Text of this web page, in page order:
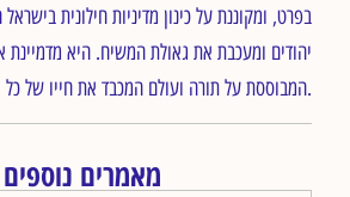
בפרט, ומקוננת על כינון מדיניות חילונית בישראל
יהודים ומעכבת את גאולת המשיח. היא
המבוססת על תורה ועולם המכבד את חייו של כל אדם מרגע ההתעברות.
מאמרים נוספים